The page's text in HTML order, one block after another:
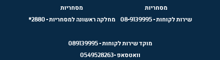
מסחריות
שירות לקוחות-
08-9139995
מסחריות
מחלקה ראשונה למסחריות-
2880*
מוקד שירות לקוחות -089139995
וואטסאפ -0549528263